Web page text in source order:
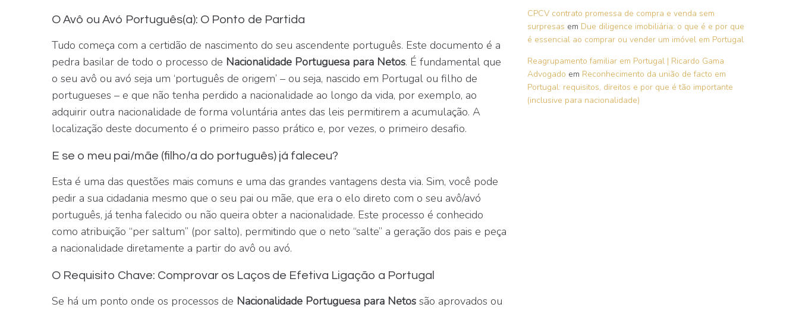
O Avô ou Avó Português(a): O Ponto de Partida
Tudo começa com a certidão de nascimento do seu ascendente português. Este documento é a
pedra basilar de todo o processo de Nacionalidade Portuguesa para Netos. É fundamental que
o seu avô ou avó seja um ‘português de origem’ – ou seja, nascido em Portugal ou filho de
portugueses – e que não tenha perdido a nacionalidade ao longo da vida, por exemplo, ao
adquirir outra nacionalidade de forma voluntária antes das leis permitirem a acumulação. A
localização deste documento é o primeiro passo prático e, por vezes, o primeiro desafio.
E se o meu pai/mãe (filho/a do português) já faleceu?
Esta é uma das questões mais comuns e uma das grandes vantagens desta via. Sim, você pode
pedir a sua cidadania mesmo que o seu pai ou mãe, que era o elo direto com o seu avô/avó
português, já tenha falecido ou não queira obter a nacionalidade. Este processo é conhecido
como atribuição “per saltum” (por salto), permitindo que o neto “salte” a geração dos pais e peça
a nacionalidade diretamente a partir do avô ou avó.
O Requisito Chave: Comprovar os Laços de Efetiva Ligação a Portugal
Se há um ponto onde os processos de Nacionalidade Portuguesa para Netos são aprovados ou
CPCV contrato promessa de compra e venda sem
surpresas em Due diligence imobiliária: o que é e por que
é essencial ao comprar ou vender um imóvel em Portugal
Reagrupamento familiar em Portugal | Ricardo Gama
Advogado em Reconhecimento da união de facto em
Portugal: requisitos, direitos e por que é tão importante
(inclusive para nacionalidade)